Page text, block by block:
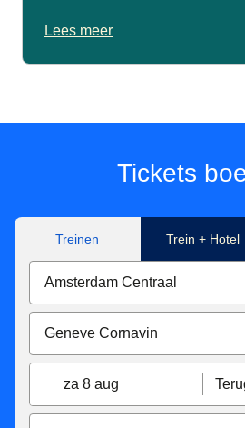
Lees meer
Tickets
Treinen Trein + Hotel
za 8 aug